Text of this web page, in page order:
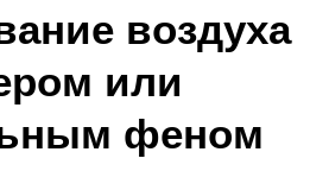
воздуха
или
феном